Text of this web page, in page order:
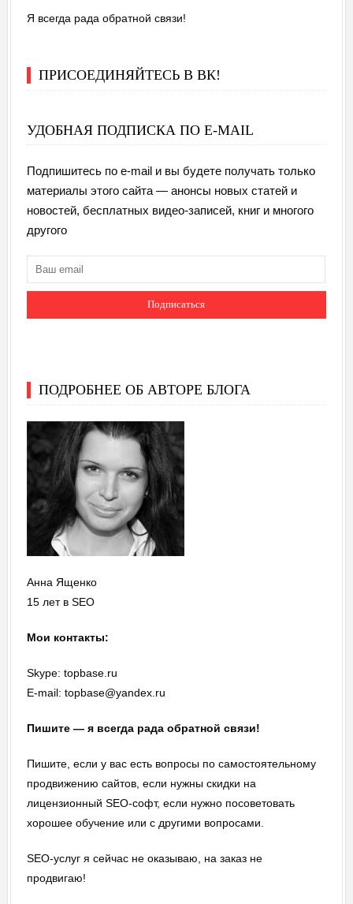
Я всегда рада обратной связи!
ПРИСОЕДИНЯЙТЕСЬ В ВК!
УДОБНАЯ ПОДПИСКА ПО E-MAIL
Подпишитесь по e-mail и вы будете получать только
материалы этого сайта — анонсы новых статей и
новостей, бесплатных видео-записей, книг и многого
другого
ПОДРОБНЕЕ ОБ АВТОРЕ БЛОГА
Анна Ященко
15 лет в SEO
Мои контакты:
Skype: topbase.ru
E-mail: topbase@yandex.ru
Пишите — я всегда рада обратной связи!
Пишите, если у вас есть вопросы по самостоятельному
продвижению сайтов, если нужны скидки на
лицензионный SEO-софт, если нужно посоветовать
хорошее обучение или с другими вопросами.
SEO-услуг я сейчас не оказываю, на заказ не
продвигаю!